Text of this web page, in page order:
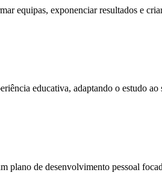
equipas, exponenciar resultados e
educativa, adaptando o estudo
plano de desenvolvimento pessoal